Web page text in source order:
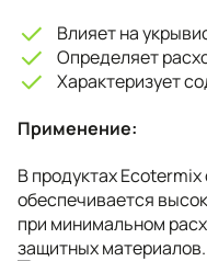
Влияет на
Определяет
Характеризует
Применение:
В продуктах
обеспечивается
при минимальном
защитных материалов.